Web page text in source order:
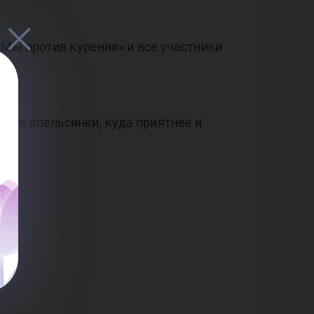
против курения» и все участники
апельсинки, куда приятнее и